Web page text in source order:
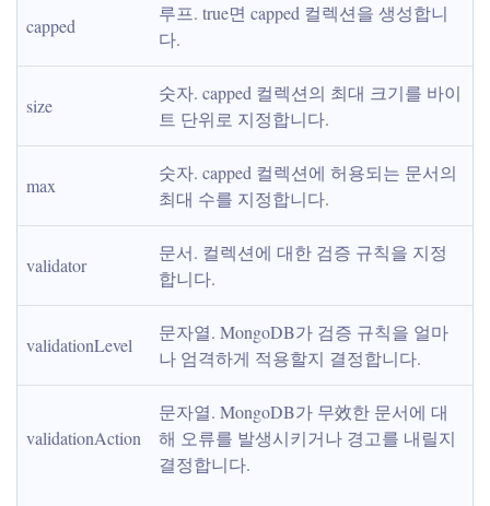
capped
루프. true면 capped 컬렉션을 생성합니
다.
size
숫자. capped 컬렉션의 최대 크기를 바이
트 단위로 지정합니다.
max
숫자. capped 컬렉션에 허용되는 문서의
최대 수를 지정합니다.
validator
문서. 컬렉션에 대한 검증 규칙을 지정
합니다.
validationLevel
문자열. MongoDB가 검증 규칙을 얼마
나 엄격하게 적용할지 결정합니다.
validationAction
문자열. MongoDB가 무效한 문서에 대
해 오류를 발생시키거나 경고를 내릴지
결정합니다.